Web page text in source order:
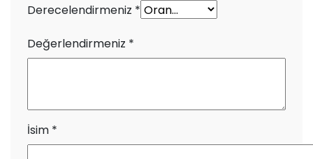
Derecelendirmeniz *
Değerlendirmeniz *
İsim *